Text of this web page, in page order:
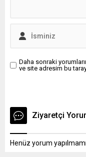
Daha sonraki
ve site adresim bu
Ziyaretçi
Henüz yorum